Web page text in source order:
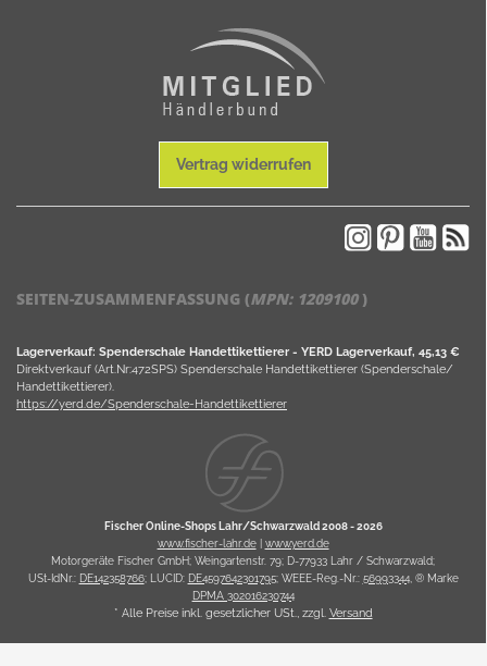
Vertrag widerrufen
SEITEN-ZUSAMMENFASSUNG (MPN: 1209100)
Lagerverkauf: Spenderschale Handettikettierer - YERD Lagerverkauf, 45,13 €
Direktverkauf (Art.Nr:472SPS) Spenderschale Handettikettierer (Spenderschale/
Handettikettierer).
https://yerd.de/Spenderschale-Handettikettierer
Fischer Online-Shops Lahr/Schwarzwald 2008 -2026
www.fischer-lahr.de| www.yerd.de
Motorgeräte Fischer GmbH; Weingartenstr. 79; D-77933 Lahr / Schwarzwald;
USt-IdNr.: DE142358766; LUCID: DE4597642301795; WEEE-Reg.-Nr.: 56993344, ® Marke
DPMA 302016230744
* Alle Preise inkl. gesetzlicher USt., zzgl. Versand
Powered byJTL Shop